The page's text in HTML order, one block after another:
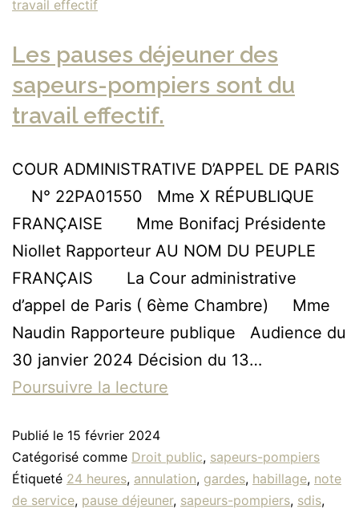
travail effectif
Les pauses déjeuner des
sapeurs-pompiers sont du
travail effectif.
COUR ADMINISTRATIVE D’APPEL DE PARIS
N° 22PA01550 Mme X RÉPUBLIQUE
FRANÇAISE Mme Bonifacj Présidente
Niollet Rapporteur AU NOM DU PEUPLE
FRANÇAIS La Cour administrative
d’appel de Paris ( 6ème Chambre) Mme
Naudin Rapporteure publique Audience du
30 janvier 2024 Décision du 13…
Poursuivre la lecture
Publié le 15 février 2024
Catégorisé comme Droit public, sapeurs-pompiers
Étiqueté 24 heures, annulation, gardes, habillage, note
de service, pause déjeuner, sapeurs-pompiers, sdis,